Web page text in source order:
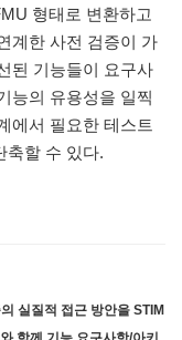
형태로 변환하고
계한 사전 검증이 가
된 기능들이 요구사
능의 유용성을 일찍
에서 필요한 테스트
축할 수 있다.
실질적 접근 방안을 STIM